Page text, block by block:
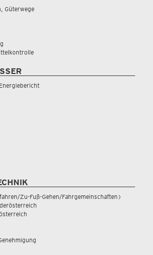
Güterwege
Zu-Fuß-Gehen/Fahrgemeinschaften)